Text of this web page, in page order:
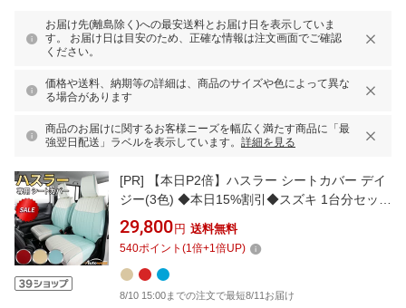
お届け先(離島除く)への最安送料とお届け日を表示していま
す。 お届け日は目安のため、正確な情報は注文画面でご確認
ください。
価格や送料、納期等の詳細は、商品のサイズや色によって異な
る場合があります
商品のお届けに関するお客様ニーズを幅広く満たす商品に「最
強翌日配送」ラベルを表示しています。 詳細を見る
[PR]
【本日P2倍】ハスラー シートカバー デイ
ジー(3色) ◆本日15%割引◆スズキ 1台分セット
ハスラー車シートカバー 専門 オートウェア
HUSTLER SUZUKI
29,800 円 送料無料
540ポイント (1倍+1倍UP)
8/10 15:00までの注文で最短8/11お届け